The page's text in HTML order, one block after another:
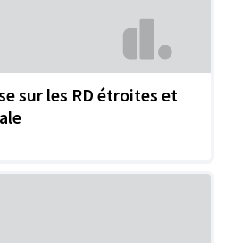
sur les RD étroites et